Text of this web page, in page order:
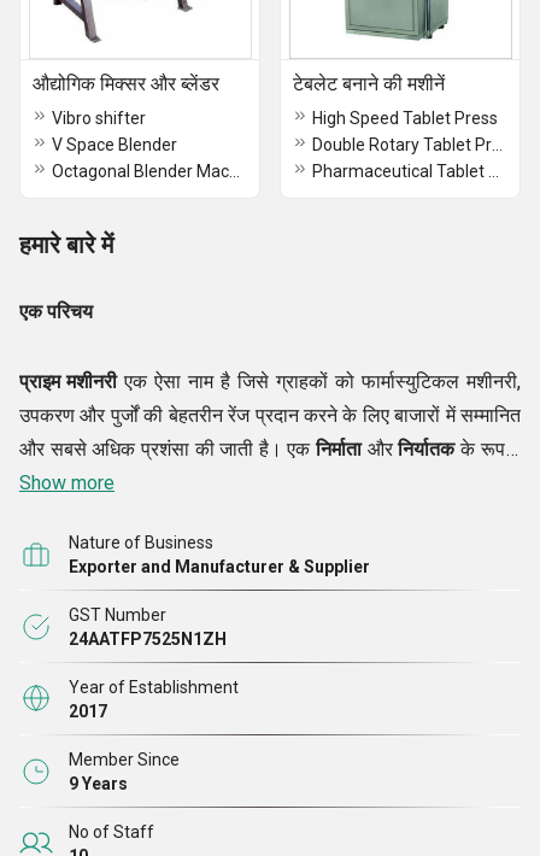
औद्योगिक मिक्सर और ब्लेंडर
Vibro shifter
V Space Blender
टेबलेट बनाने की मशीनें
High Speed Tablet Press
हमारे बारे में
एक परिचय
प्राइम मशीनरीएक ऐसा नाम है जिसे ग्राहकों को फार्मास्युटिकल मशीनरी,
उपकरण और पुर्जों की बेहतरीन रेंज प्रदान करने के लिए बाजारों में सम्मानित
और सबसे अधिक प्रशंसा की जाती है। एकनिर्माताऔरनिर्यातकके रूप में
हमारा काम इस तरीके से किया जाता है कि हम बाज़ारों में सभी बदलाव ला
उत्कृष्टता प्राप्त करते हैं, बल्कि हम अपने ग्राहकों से यह भी वादा करते हैं कि
हम एक ऐसा नाम हैं जिस पर वे अपनी आवश्यकताओं को पूरा करने के लिए
भरोसा कर सकते हैं।
फार्मा मशीन, फार्मास्युटिकल उपकरण आदि कुछ ऐसे ऑफर हैं, जिन्हें हम अपने
ग्राहकों को देते हैं। पिछले रिकॉर्ड हमेशा हमारे ग्राहकों को प्रदर्शित किए
जाते हैं ताकि वे हमारे शानदार ढंग से निष्पादित कार्यों पर एक नज़र डाल सकें
और हम पर भरोसा कर सकें।
Show more
Nature of Business
Exporter and Manufacturer & Supplier
GST Number
24AATFP7525N1ZH
Year of Establishment
2017
Member Since
9 Years
No of Staff